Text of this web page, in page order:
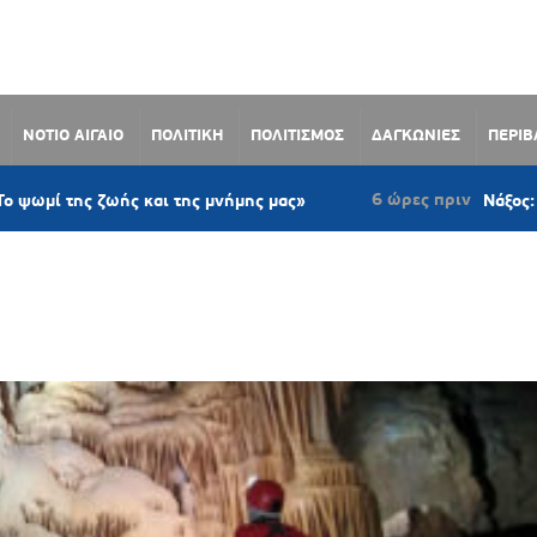
ΝΟΤΙΟ ΑΙΓΑΙΟ ΠΟΛΙΤΙΚΗ ΠΟΛΙΤΙΣΜΟΣ ΔΑΓΚΩΝΙΕΣ
και της μνήμης μας» 6 ώρες πριν Νάξος: Ομόφωνο